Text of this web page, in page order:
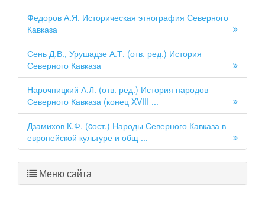
Федоров А.Я. Историческая этнография Се­верного
Кавказа
Сень Д.В., Урушадзе А.Т. (отв. ред.) История
Северного Кавказа
Нарочницкий А.Л. (отв. ред.) История народов
Северного Кавказа (конец XVIII ...
Дзамихов К.Ф. (cост.) Народы Северного Кавказа в
европейской культуре и общ ...
Меню сайта